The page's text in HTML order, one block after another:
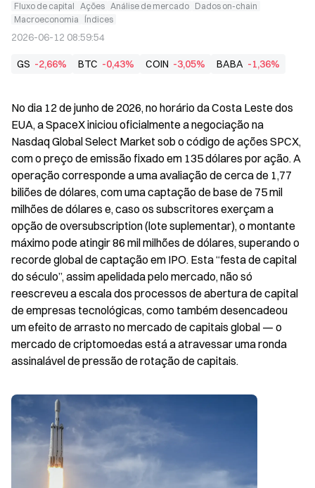
Fluxo de capital Ações Análise de mercado Dados on-chain
Macroeconomia
Índices
2026-06-12 08:59:54
GS -2,66% BTC -0,43% COIN -3,05% BABA -1,36%
No dia 12 de junho de 2026, no horário da Costa Leste dos
EUA, a SpaceX iniciou oficialmente a negociação na
Nasdaq Global Select Market sob o código de ações SPCX,
com o preço de emissão fixado em 135 dólares por ação. A
operação corresponde a uma avaliação de cerca de 1,77
biliões de dólares, com uma captação de base de 75 mil
milhões de dólares e, caso os subscritores exerçam a
opção de oversubscription (lote suplementar), o montante
máximo pode atingir 86 mil milhões de dólares, superando o
recorde global de captação em IPO. Esta “festa de capital
do século”, assim apelidada pelo mercado, não só
reescreveu a escala dos processos de abertura de capital
de empresas tecnológicas, como também desencadeou
um efeito de arrasto no mercado de capitais global — o
mercado de criptomoedas está a atravessar uma ronda
assinalável de pressão de rotação de capitais.